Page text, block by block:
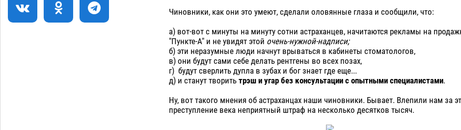
11:08
Как астраханцы назвали своих детей в
июле
Чиновники, как они это умеют, сделали оловянные глаза и сообщили, что:
а) вот-вот с минуты на минуту сотни астраханцев, начитаются рекламы на
"Пункте-А" и не увидят этой очень-нужной-надписи;
б) эти неразумные люди начнут врываться в кабинеты стоматологов,
в) они будут сами себе делать рентгены во всех позах,
г) будут сверлить дупла в зубах и бог знает где еще...
д) и станут творить трэш и угар без консультации с опытными специалистами.
Ну, вот такого мнения об астраханцах наши чиновники. Бывает. Влепили нам за
преступление века неприятный штраф на несколько десятков тысяч.